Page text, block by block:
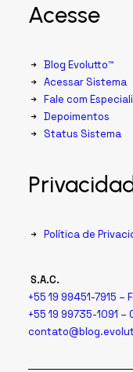
Acesse
Blog Evolutto™
Acessar Sistema
Fale com
Depoimentos
Status Sistema
Política de
S.A.C.
+55 19 99451-7915 –
+55 19 99735-1091 –